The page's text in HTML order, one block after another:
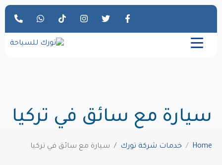
سيارة مع سائق في تركيا
Home خدمات شركة تورك سيارة مع سائق في تركيا